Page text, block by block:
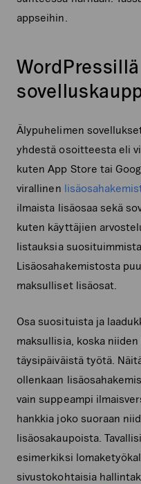
appseihin.
Älypuhelimen
yhdestä osoitteesta eli
kuten App Store tai
virallinen
ilmaista lisäosaa sekä
kuten käyttäjien
listauksia
Lisäosahakemistosta
maksulliset lisäosat.
Osa suosituista ja
maksullisia, koska
täysipäiväistä työtä.
ollenkaan
vain suppeampi
hankkia joko suoraan
lisäosakaupoista.
esimerkiksi
sivustokohtaisia